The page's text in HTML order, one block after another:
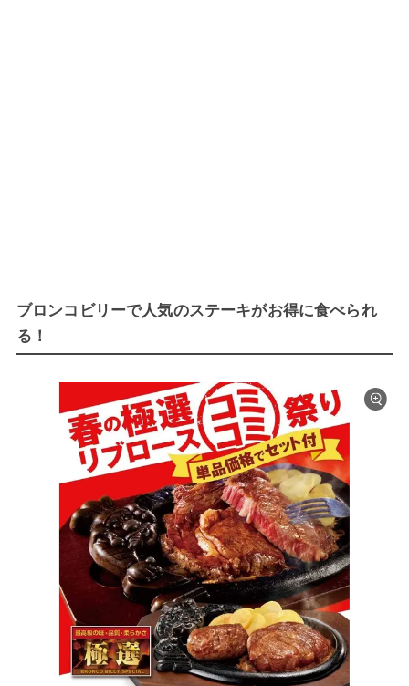
ブロンコビリーで人気のステーキがお得に食べられ
る！